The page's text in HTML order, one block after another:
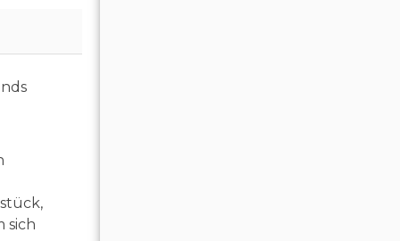
sich